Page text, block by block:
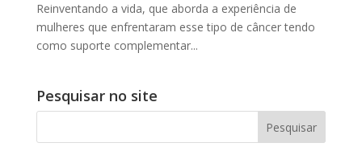
Reinventando a vida, que aborda a experiência de
mulheres que enfrentaram esse tipo de câncer tendo
como suporte complementar...
Pesquisar no site